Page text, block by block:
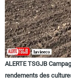
ALERTE TSGJB
rendements des